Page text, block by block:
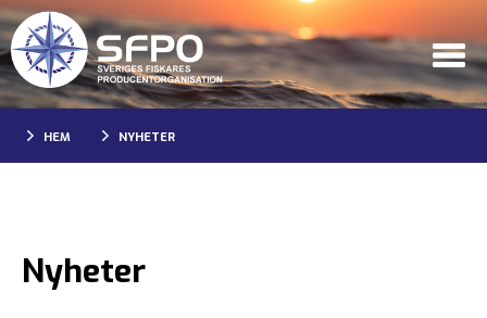
HEM NYHETER
Nyheter